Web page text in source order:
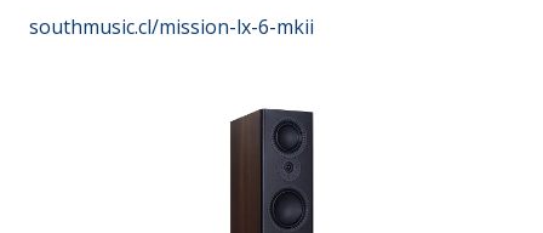
southmusic.cl/mission-lx-6-mkii